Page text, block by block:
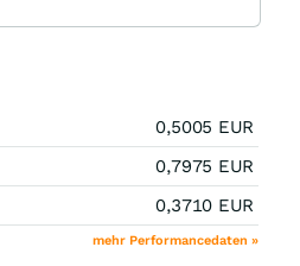
0,5005 EUR
0,7975 EUR
0,3710 EUR
mehr Performancedaten »